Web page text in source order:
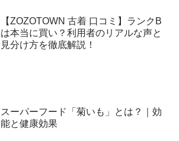
【ZOZOTOWN 古着 口コミ】ランクB
は本当に買い？利用者のリアルな声と
見分け方を徹底解説！
スーパーフード「菊いも」とは？｜効
能と健康効果